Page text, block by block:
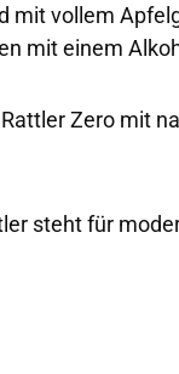
mit vollem
mit einem
Zero mit
steht für